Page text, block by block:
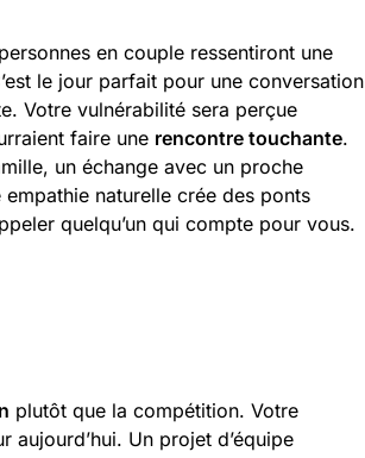
en couple ressentiront une
le jour parfait pour une conversation
Votre vulnérabilité sera perçue
faire une rencontre touchante.
un échange avec un proche
naturelle crée des ponts
quelqu’un qui compte pour vous.
plutôt que la compétition. Votre
Un projet d’équipe